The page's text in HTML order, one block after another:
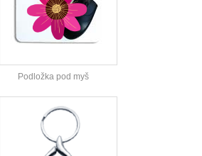
Podložka pod myš